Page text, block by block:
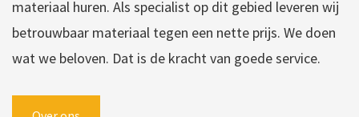
materiaal huren. Als specialist op dit gebied leveren wij
betrouwbaar materiaal tegen een nette prijs. We doen
wat we beloven. Dat is de kracht van goede service.